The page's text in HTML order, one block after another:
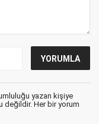
yazan kişiye
değildir. Her bir yorum